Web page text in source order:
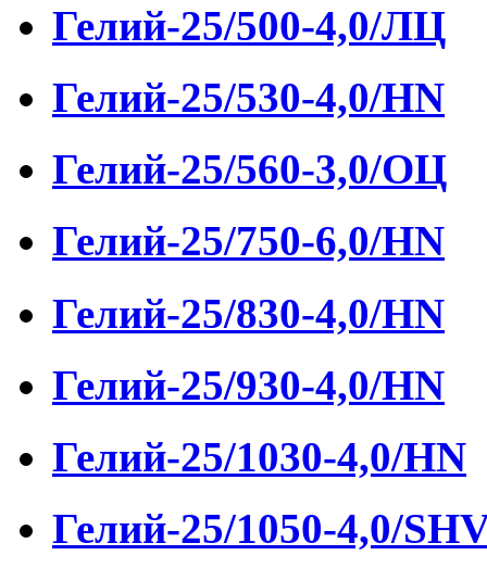
Гелий-25/500-4,0/ЛЦ
Гелий-25/530-4,0/HN
Гелий-25/560-3,0/ОЦ
Гелий-25/750-6,0/HN
Гелий-25/830-4,0/HN
Гелий-25/930-4,0/HN
Гелий-25/1030-4,0/HN
Гелий-25/1050-4,0/